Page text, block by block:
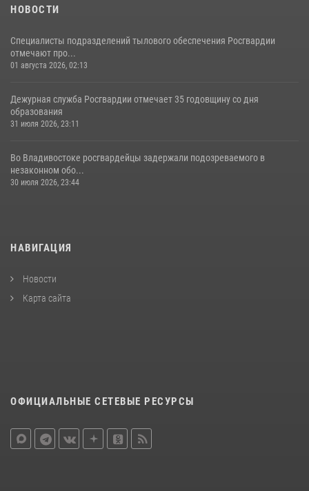
НОВОСТИ
Специалисты подразделений тылового обеспечения Росгвардии
отмечают про...
01 августа 2026, 02:13
Дежурная служба Росгвардии отмечает 35 годовщину со дня
образования
31 июля 2026, 23:11
Во Владивостоке росгвардейцы задержали подозреваемого в
незаконном обо...
30 июля 2026, 23:44
НАВИГАЦИЯ
Новости
Карта сайта
ОФИЦИАЛЬНЫЕ СЕТЕВЫЕ РЕСУРСЫ